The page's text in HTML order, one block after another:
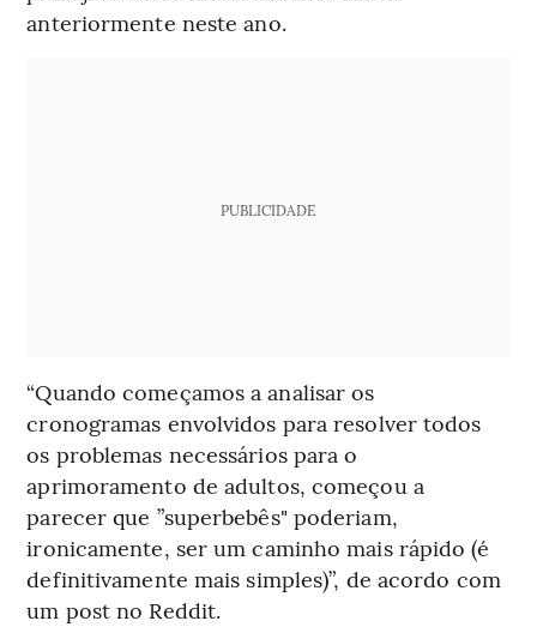
anteriormente neste ano.
PUBLICIDADE
“Quando começamos a analisar os
cronogramas envolvidos para resolver todos
os problemas necessários para o
aprimoramento de adultos, começou a
parecer que ”superbebês" poderiam,
ironicamente, ser um caminho mais rápido (é
definitivamente mais simples)”, de acordo com
um post no Reddit.